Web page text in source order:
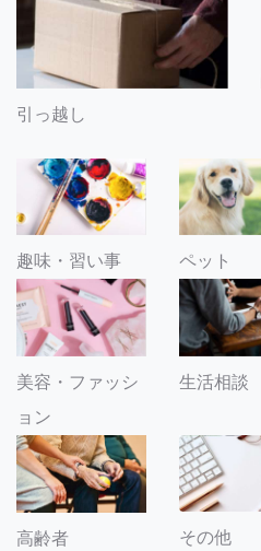
引っ越し
趣味・習い事 ペット
美容・ファッシ
ョン
生活相談
高齢者 その他